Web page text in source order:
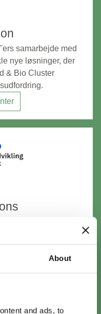
About
and ads, to
samarbejde med
nye løsninger, der
& Bio Cluster
på naturens egne
23-0055)